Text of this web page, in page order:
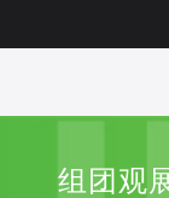
组团观